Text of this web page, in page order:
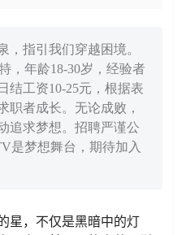
，指引我们穿越困境。
，年龄18-30岁，经验者
结工资10-25元，根据表
职者成长。无论成败，
追求梦想。招聘严谨公
是梦想舞台，期待加入
星，不仅是黑暗中的灯